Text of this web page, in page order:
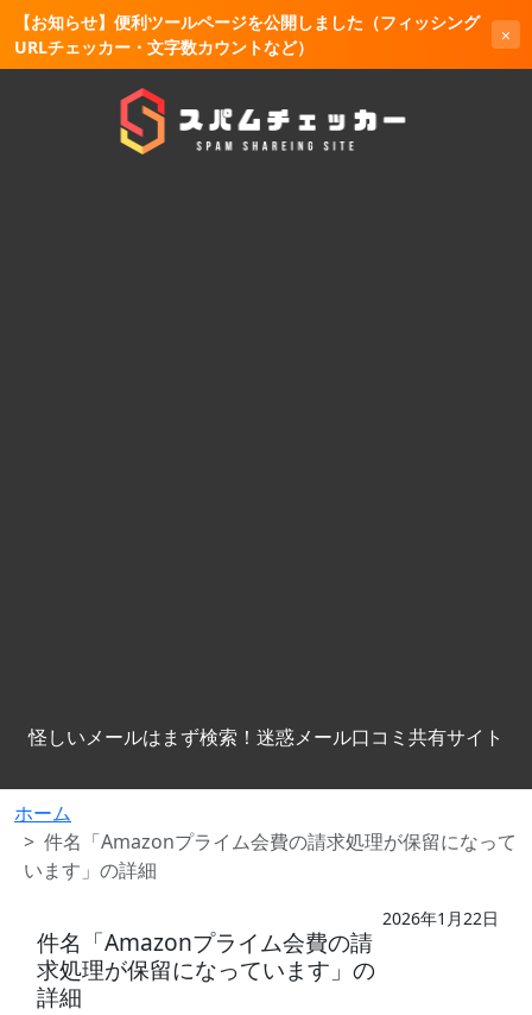
【お知らせ】便利ツールページを公開しました（フィッシング
URLチェッカー・文字数カウントなど）
×
怪しいメールはまず検索！迷惑メール口コミ共有サイト
ホーム
件名「Amazonプライム会費の請求処理が保留になって
います」の詳細
件名「Amazonプライム会費の請
求処理が保留になっています」の
詳細
2026年1月22日